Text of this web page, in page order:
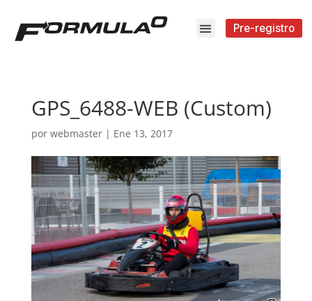
Pre-registro
GPS_6488-WEB (Custom)
por webmaster| Ene 13, 2017